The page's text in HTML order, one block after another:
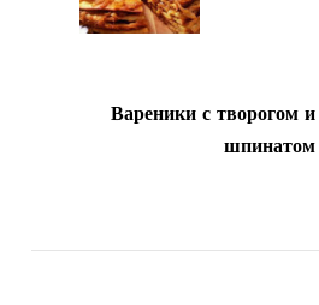
Вареники с творогом и
шпинатом